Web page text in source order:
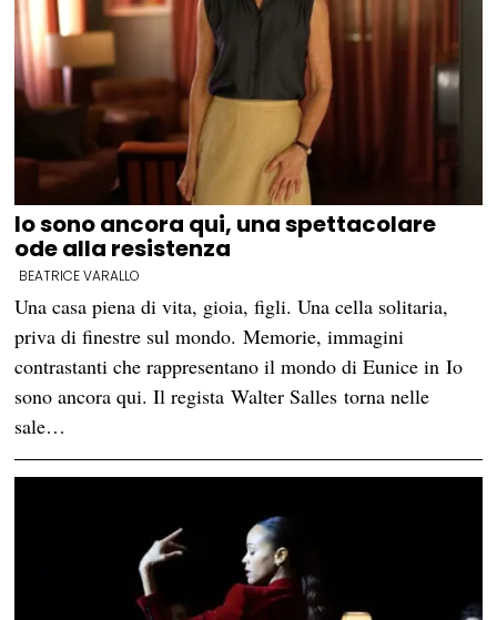
Io sono ancora qui, una spettacolare
ode alla resistenza
BEATRICE VARALLO
Una casa piena di vita, gioia, figli. Una cella solitaria,
priva di finestre sul mondo. Memorie, immagini
contrastanti che rappresentano il mondo di Eunice in Io
sono ancora qui. Il regista Walter Salles torna nelle
sale…